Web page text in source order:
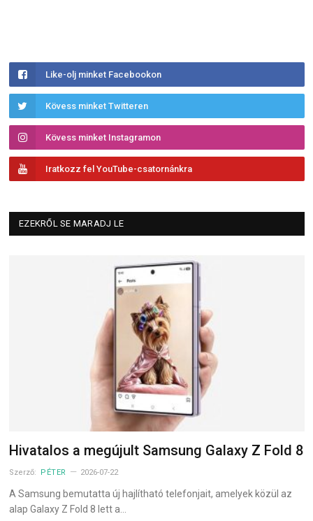
Like-olj minket Facebookon
Kövess minket Twitteren
Kövess minket Instagramon
Iratkozz fel YouTube-csatornánkra
EZEKRŐL SE MARADJ LE
Hivatalos a megújult Samsung Galaxy Z Fold 8
Szerző: PÉTER 2026-07-22
A Samsung bemutatta új hajlítható telefonjait, amelyek közül az
alap Galaxy Z Fold 8 lett a…